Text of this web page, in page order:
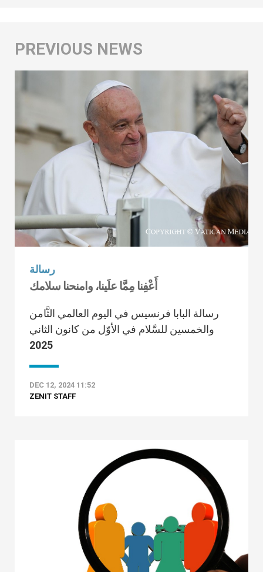
رسالة
أَعْفِنا مِمَّا علَينا، وامنحنا سلامك
رسالة البابا فرنسيس في اليوم العالمي الثَّامن
والخمسين للسَّلام في الأوّل من كانون الثاني
2025
DEC 12, 2024 11:52
ZENIT STAFF